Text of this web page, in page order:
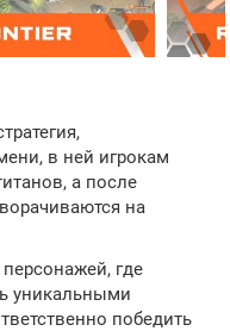
в ней игрокам
а после
на
где
уникальными
победить